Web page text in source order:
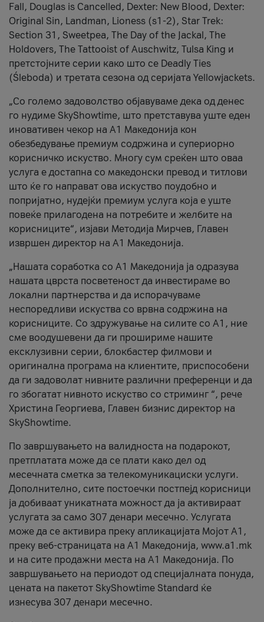
Fall, Douglas is Cancelled, Dexter: New Blood, Dexter:
Original Sin, Landman, Lioness (s1-2), Star Trek:
Section 31, Sweetpea, The Day of the Jackal, The
Holdovers, The Tattooist of Auschwitz, Tulsa King и
претстојните серии како што се Deadly Ties
(Śleboda) и третата сезона од серијата Yellowjackets.
„Со големо задоволство објавуваме дека од денес
го нудиме SkyShowtime, што претставува уште еден
иновативен чекор на А1 Македонија кон
обезбедување премиум содржина и супериорно
корисничко искуство. Многу сум среќен што оваа
услуга е достапна со македонски превод и титлови
што ќе го направат ова искуство поудобно и
попријатно, нудејќи премиум услуга која е уште
повеќе прилагодена на потребите и желбите на
корисниците“, изјави Методија Мирчев, Главен
извршен директор на А1 Македонија.
„Нашата соработка со А1 Македонија ја одразува
нашата цврста посветеност да инвестираме во
локални партнерства и да испорачуваме
неспоредливи искуства со врвна содржина на
корисниците. Со здружување на силите со А1, ние
сме воодушевени да ги прошириме нашите
ексклузивни серии, блокбастер филмови и
оригинална програма на клиентите, приспособени
да ги задоволат нивните различни преференци и да
го збогатат нивното искуство со стриминг “, рече
Христина Георгиева, Главен бизнис директор на
SkyShowtime.
По завршувањето на валидноста на подарокот,
претплатата може да се плати како дел од
месечната сметка за телекомуникациски услуги.
Дополнително, сите постоечки постпејд корисници
ја добиваат уникатната можност да ја активираат
услугата за само 307 денари месечно. Услугата
може да се активира преку апликацијата Мојот A1,
преку веб-страницата на А1 Македонија, www.a1.mk
и на сите продажни места на А1 Македонија. По
завршувањето на периодот од специјалната понуда,
цената на пакетот SkyShowtime Standard ќе
изнесува 307 денари месечно.